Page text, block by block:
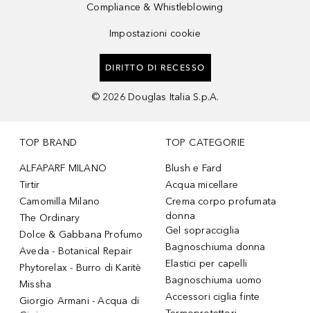
Compliance & Whistleblowing
Impostazioni cookie
DIRITTO DI RECESSO
© 2026 Douglas Italia S.p.A.
TOP BRAND
ALFAPARF MILANO
Tirtir
Camomilla Milano
The Ordinary
Dolce & Gabbana Profumo
Aveda - Botanical Repair
Phytorelax - Burro di Karitè
Missha
Giorgio Armani - Acqua di
TOP CATEGORIE
Blush e Fard
Acqua micellare
Crema corpo profumata
donna
Gel sopracciglia
Bagnoschiuma donna
Elastici per capelli
Bagnoschiuma uomo
Accessori ciglia finte